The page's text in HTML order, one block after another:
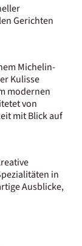
Gerichten
Michelin-
Kulisse
modernen
von
mit Blick auf
in
Ausblicke,